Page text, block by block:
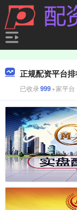
正规配资平台
已收录999+家平台